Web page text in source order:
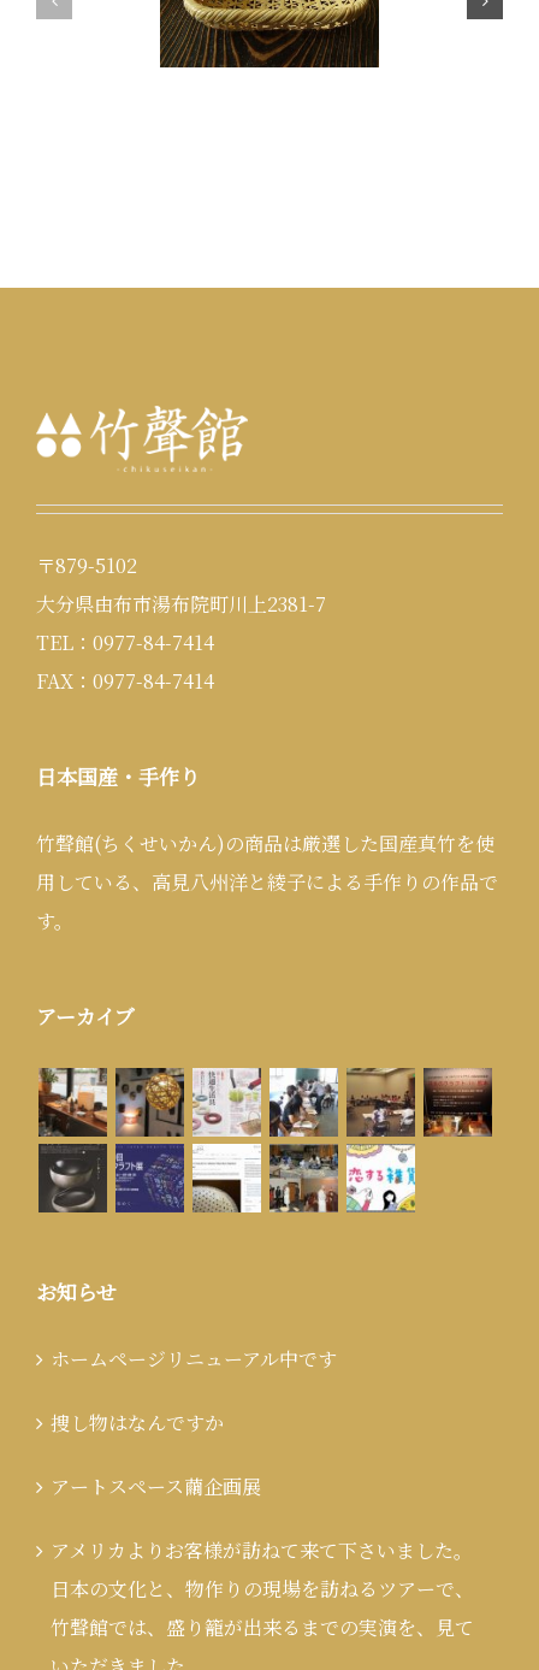
〒879-5102
大分県由布市湯布院町川上2381-7
TEL：0977-84-7414
FAX：0977-84-7414
日本国産・手作り
竹聲館(ちくせいかん)の商品は厳選した国産真竹を使
用している、高見八州洋と綾子による手作りの作品で
す。
アーカイブ
お知らせ
ホームページリニューアル中です
捜し物はなんですか
アートスペース繭企画展
アメリカよりお客様が訪ねて来て下さいました。
日本の文化と、物作りの現場を訪ねるツアーで、
竹聲館では、盛り籠が出来るまでの実演を、見て